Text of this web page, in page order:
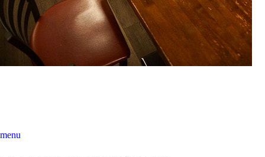
menu